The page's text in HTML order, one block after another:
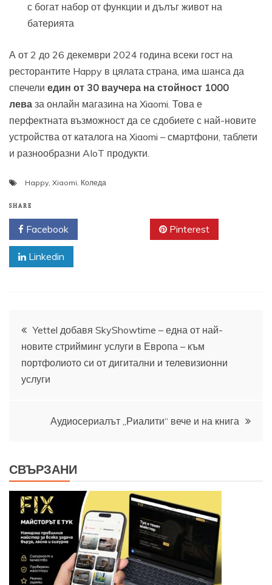
с богат набор от функции и дълъг живот на
батерията
А от 2 до 26 декември 2024 година всеки гост на
ресторантите Happy в цялата страна, има шанса да
спечели един от 30 ваучера на стойност 1000
лева за онлайн магазина на Xiaomi. Това е
перфектната възможност да се сдобиете с най-новите
устройства от каталога на Xiaomi – смартфони, таблети
и разнообразни AIoT продукти.
Happy, Xiaomi, Коледа
SHARE
Facebook Pinterest
Linkedin
Навигация
Yettel добавя SkyShowtime – една от най-
новите стрийминг услуги в Европа – към
портфолиото си от дигитални и телевизионни
услуги
Аудиосериалът „Риалити“ вече и на книга
СВЪРЗАНИ